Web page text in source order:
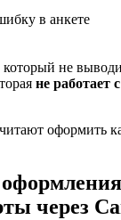
в анкете
который не
не работает
оформить
через